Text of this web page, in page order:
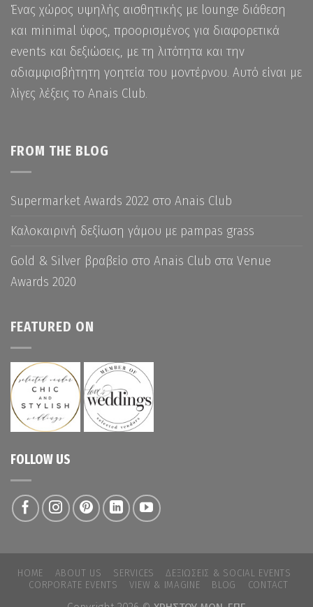
Ένας χώρος υψηλής αισθητικής με lounge διάθεση
και minimal ύφος, προορισμένος για διαφορετικά
events και δεξιώσεις, με τη λιτότητα και την
αδιαμφισβήτητη γοητεία του μοντέρνου. Αυτό είναι με
λίγες λέξεις το Anais Club.
FROM THE BLOG
Supermarket Awards 2022 στο Anais Club
Καλοκαιρινή δεξίωση γάμου με pampas grass
Gold & Silver βραβείο στο Anais Club στα Venue
Awards 2020
FEATURED ON
FOLLOW US
HOME ABOUT US SERVICES
ΔΕΞΙΏΣΕΙΣ & SOCIAL EVENTS
CORPORATE EVENTS
VIEW & IMAGINE BLOG CONTACT